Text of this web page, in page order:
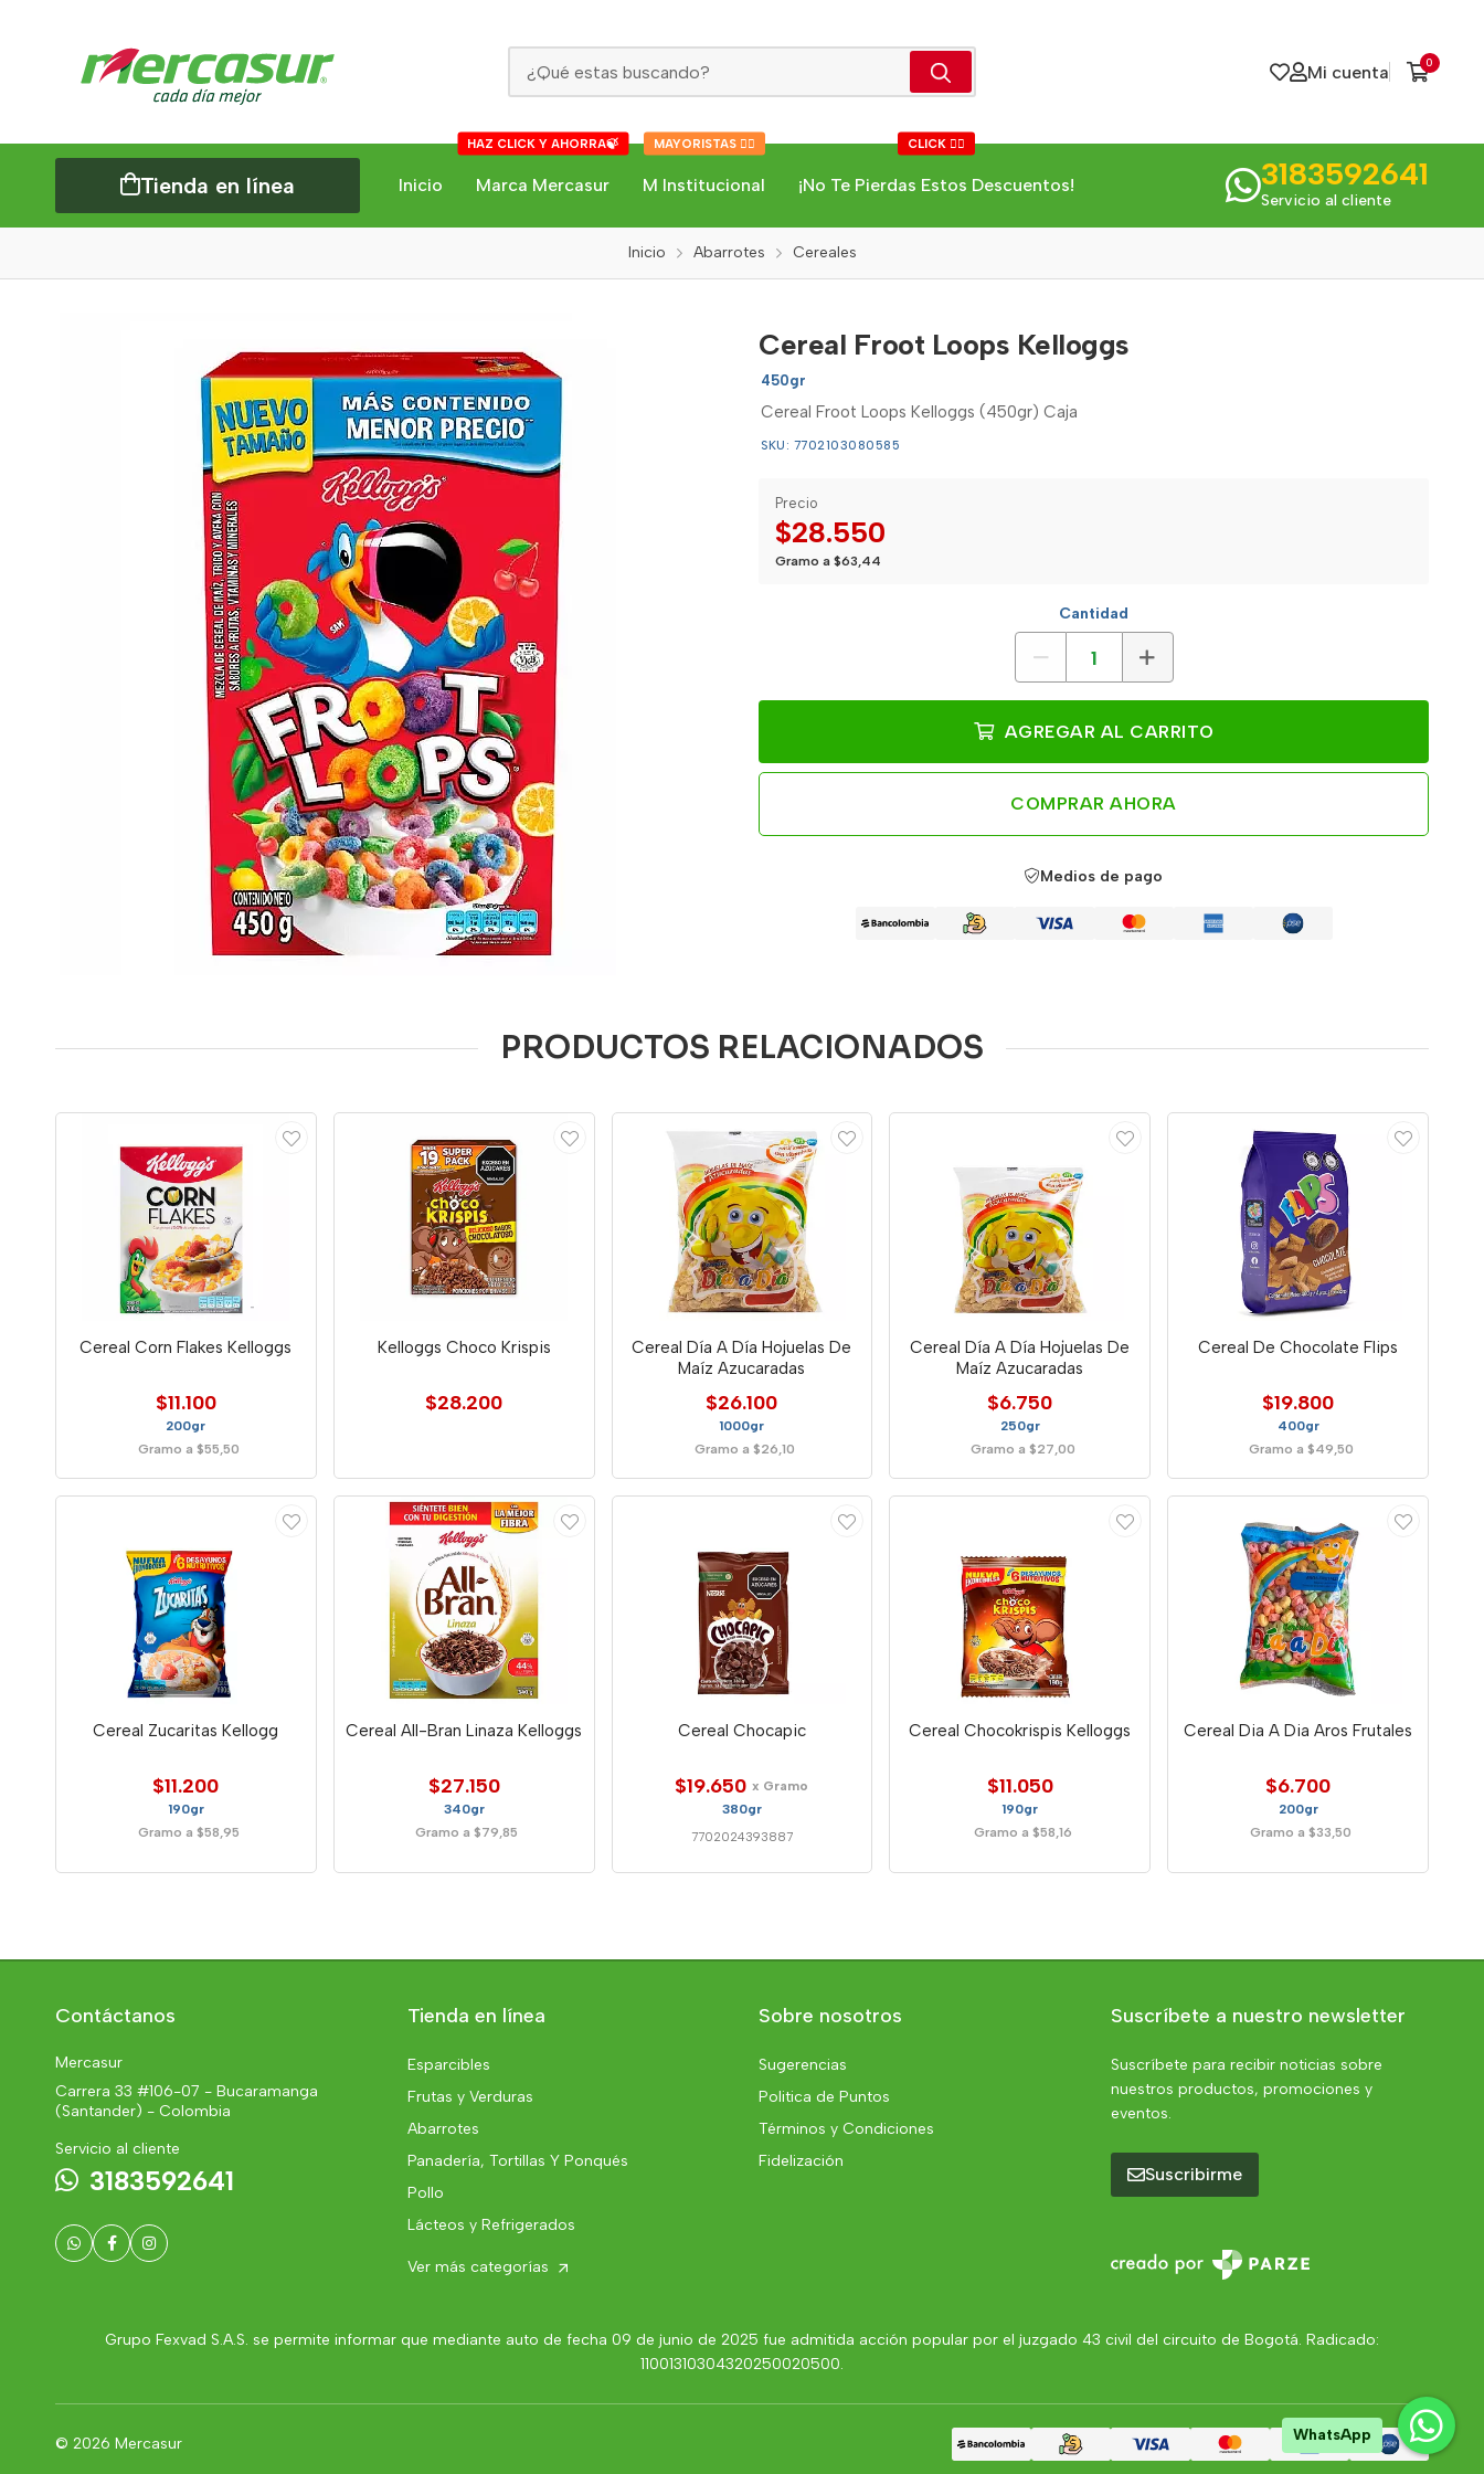
Mi cuenta 0
Tienda en línea Inicio Marca Mercasur
HAZ CLICK Y AHORRA🍃
M Institucional
MAYORISTAS 👇🏻
¡No Te Pierdas Estos Descuentos!
CLICK 👇🏻
3183592641
Servicio al cliente
Inicio Abarrotes Cereales
Cereal Froot Loops Kelloggs
450gr
Cereal Froot Loops Kelloggs (450gr) Caja
SKU: 7702103080585
Precio
$28.550
Gramo a $63,44
Cantidad
AGREGAR AL CARRITO
COMPRAR AHORA
Medios de pago
PRODUCTOS RELACIONADOS
Cereal Corn Flakes Kelloggs
$11.100
200gr
Gramo a $55,50
Kelloggs Choco Krispis
$28.200
Cereal Día A Día Hojuelas De
Maíz Azucaradas
$26.100
1000gr
Gramo a $26,10
Cereal Día A Día Hojuelas De
Maíz Azucaradas
$6.750
250gr
Gramo a $27,00
Cereal De Chocolate Flips
$19.800
400gr
Gramo a $49,50
Cereal Zucaritas Kellogg
$11.200
190gr
Gramo a $58,95
Cereal All-Bran Linaza Kelloggs
$27.150
340gr
Gramo a $79,85
Cereal Chocapic
$19.650 x Gramo
380gr
7702024393887
Cereal Chocokrispis Kelloggs
$11.050
190gr
Gramo a $58,16
Cereal Dia A Dia Aros Frutales
$6.700
200gr
Gramo a $33,50
Contáctanos
Mercasur
Carrera 33 #106-07 - Bucaramanga
(Santander) - Colombia
Servicio al cliente
3183592641
Tienda en línea
Esparcibles
Frutas y Verduras
Abarrotes
Panadería, Tortillas Y Ponqués
Pollo
Lácteos y Refrigerados
Ver más categorías
Sobre nosotros
Sugerencias
Politica de Puntos
Términos y Condiciones
Fidelización
Suscríbete a nuestro newsletter
Suscríbete para recibir noticias sobre
nuestros productos, promociones y
eventos.
Suscribirme
Grupo Fexvad S.A.S. se permite informar que mediante auto de fecha 09 de junio de 2025 fue admitida acción popular por el juzgado 43 civil del circuito de Bogotá. Radicado:
11001310304320250020500.
© 2026 Mercasur WhatsApp